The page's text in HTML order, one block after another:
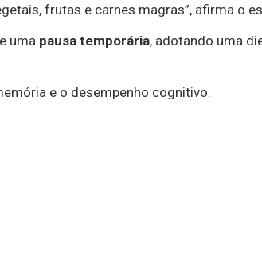
frutas e carnes magras”, afirma o
uma pausa temporária, adotando uma
e o desempenho cognitivo.